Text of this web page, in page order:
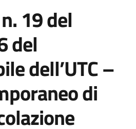
19 del
del
dell’UTC –
di